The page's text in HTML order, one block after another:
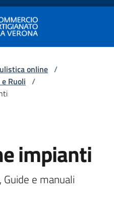
di Verona
Verona
online /
Ruoli /
impianti
e manuali